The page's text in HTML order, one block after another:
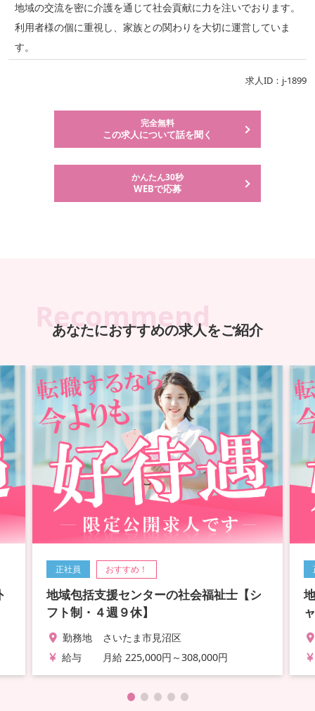
地域の交流を密に介護を通じて社会貢献に力を注いでおります。
利用者様の個に重視し、家族との関わりを大切に運営していま
す。
求人ID：j-1899
完全無料
この求人について話を聞く
かんたん30秒
WEBで応募
Recommend
あなたにおすすめの求人をご紹介
正社員 おすすめ！
地域包括支援センターの社会福祉士【シ
フト制・４週９休】
勤務地
さいたま市見沼区
給与
月給 225,000円～308,000円